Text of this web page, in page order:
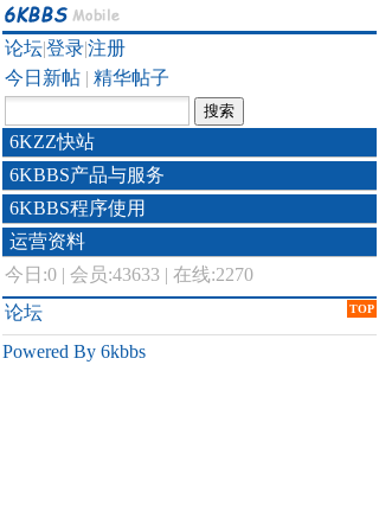
论坛|登录|注册
今日新帖 | 精华帖子
6KZZ快站
6KBBS产品与服务
6KBBS程序使用
运营资料
今日:0 | 会员:43633 | 在线:2270
TOP
论坛
Powered By 6kbbs